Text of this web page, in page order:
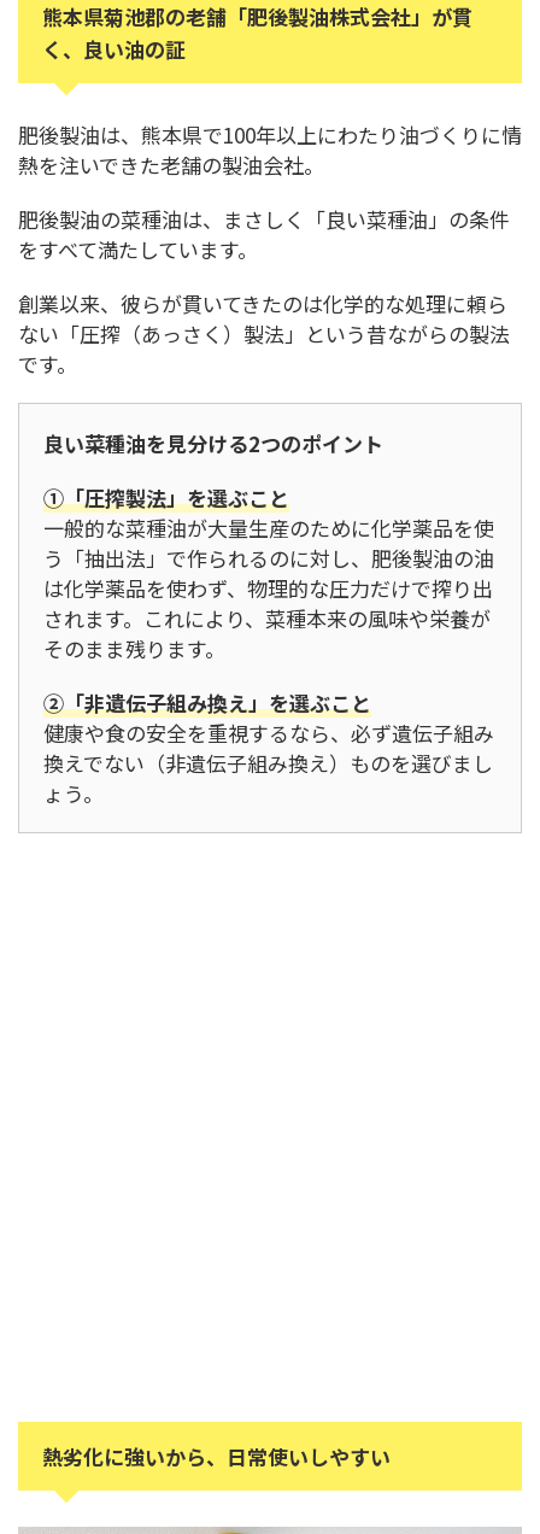
熊本県菊池郡の老舗「肥後製油株式会社」が貫
く、良い油の証
肥後製油は、熊本県で100年以上にわたり油づくりに情
熱を注いできた老舗の製油会社。
肥後製油の菜種油は、まさしく「良い菜種油」の条件
をすべて満たしています。
創業以来、彼らが貫いてきたのは化学的な処理に頼ら
ない「圧搾（あっさく）製法」という昔ながらの製法
です。
良い菜種油を見分ける2つのポイント
①「圧搾製法」を選ぶこと
一般的な菜種油が大量生産のために化学薬品を使
う「抽出法」で作られるのに対し、肥後製油の油
は化学薬品を使わず、物理的な圧力だけで搾り出
されます。これにより、菜種本来の風味や栄養が
そのまま残ります。
②「非遺伝子組み換え」を選ぶこと
健康や食の安全を重視するなら、必ず遺伝子組み
換えでない（非遺伝子組み換え）ものを選びまし
ょう。
熱劣化に強いから、日常使いしやすい